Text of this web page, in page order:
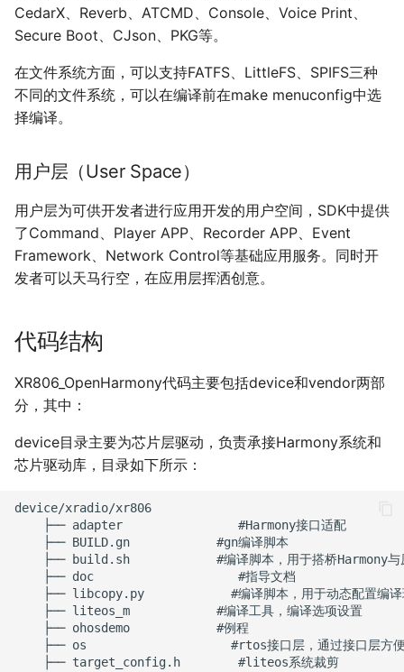
CedarX、Reverb、ATCMD、Console、Voice Print、
Secure Boot、CJson、PKG等。
在文件系统方面，可以支持FATFS、LittleFS、SPIFS三种
不同的文件系统，可以在编译前在make menuconfig中选
择编译。
用户层（User Space）
用户层为可供开发者进行应用开发的用户空间，SDK中提供
了Command、Player APP、Recorder APP、Event
Framework、Network Control等基础应用服务。同时开
发者可以天马行空，在应用层挥洒创意。
代码结构
XR806_OpenHarmony代码主要包括device和vendor两部
分，其中：
device目录主要为芯片层驱动，负责承接Harmony系统和
芯片驱动库，目录如下所示：
device/xradio/xr806
    ├── adapter                #Harmony接口适配
    ├── BUILD.gn            #gn编译脚本
├── build.sh            #编译脚本，用于搭桥Harmony与
    ├── doc                    #指导文档
├── libcopy.py            #编译脚本，用于动态配置编译
    ├── liteos_m            #编译工具，编译选项设置
    ├── ohosdemo            #例程
├── os                    #rtos接口层，通过接口层方
    ├── target_config.h        #liteos系统裁剪